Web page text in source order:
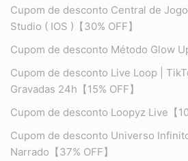
Cupom de desconto Central de
Studio ( IOS )【30% OFF】
Cupom de desconto Método Glow Up
Cupom de desconto Live Loop |
Gravadas 24h【15% OFF】
Cupom de desconto Loopyz Live【
Cupom de desconto Universo
Narrado【37% OFF】